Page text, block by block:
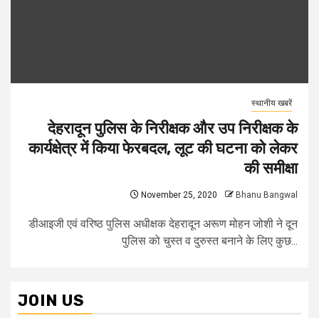
स्थानीय खबरें
देहरादून पुलिस के निरीक्षक और उप निरीक्षक के
कार्यक्षेत्र में किया फेरबदल, लूट की घटना को लेकर
की समीक्षा
November 25, 2020 Bhanu Bangwal
डीआइजी एवं वरिष्ठ पुलिस अधीक्षक देहरादून अरूण मोहन जोशी ने दून
पुलिस को चुस्त व दुरुस्त बनाने के लिए कुछ...
JOIN US